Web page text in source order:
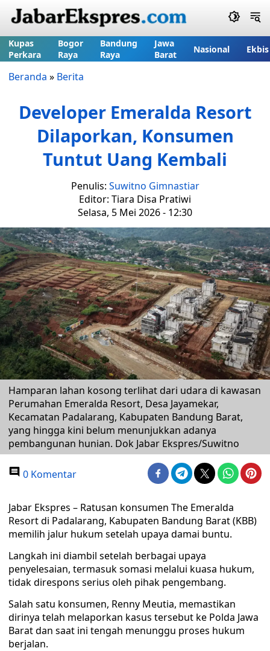
Kupas
Perkara
Bogor
Raya
Bandung
Raya
Jawa
Barat
Nasional Ekbis
Beranda » Berita
Developer Emeralda Resort
Dilaporkan, Konsumen
Tuntut Uang Kembali
Penulis: Suwitno Gimnastiar
Editor: Tiara Disa Pratiwi
Selasa, 5 Mei 2026 - 12:30
Hamparan lahan kosong terlihat dari udara di kawasan
Perumahan Emeralda Resort, Desa Jayamekar,
Kecamatan Padalarang, Kabupaten Bandung Barat,
yang hingga kini belum menunjukkan adanya
pembangunan hunian. Dok Jabar Ekspres/Suwitno
0 Komentar
Jabar Ekspres – Ratusan konsumen The Emeralda
Resort di Padalarang, Kabupaten Bandung Barat (KBB)
memilih jalur hukum setelah upaya damai buntu.
Langkah ini diambil setelah berbagai upaya
penyelesaian, termasuk somasi melalui kuasa hukum,
tidak direspons serius oleh pihak pengembang.
Salah satu konsumen, Renny Meutia, memastikan
dirinya telah melaporkan kasus tersebut ke Polda Jawa
Barat dan saat ini tengah menunggu proses hukum
berjalan.